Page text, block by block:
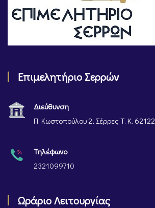
Επιμελητήριο Σερρών
Διεύθυνση
Π. Κωστοπούλου 2, Σέρρες Τ. Κ. 62122
Τηλέφωνο
2321099710
Ωράριο Λειτουργίας